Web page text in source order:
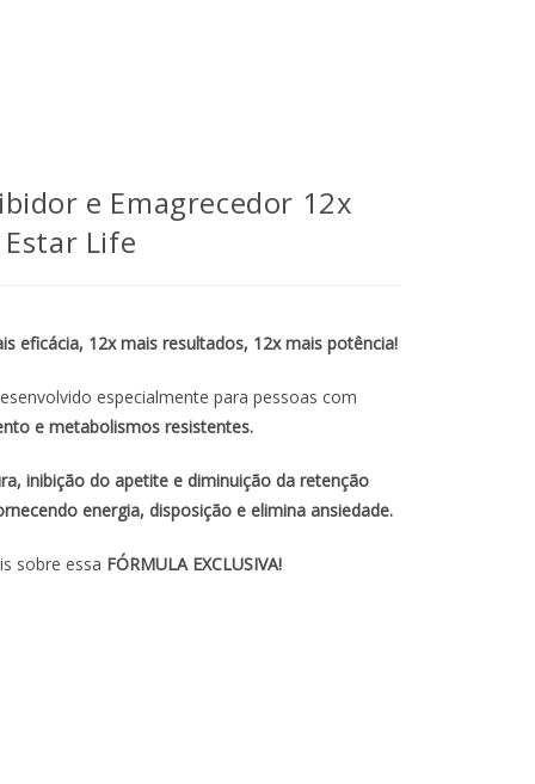
e Emagrecedor 12x
Life
eficácia, 12x mais resultados, 12x mais potência!
especialmente para pessoas com
e metabolismos resistentes.
inibição do apetite e diminuição da retenção
energia, disposição e elimina ansiedade.
sobre essa FÓRMULA EXCLUSIVA!